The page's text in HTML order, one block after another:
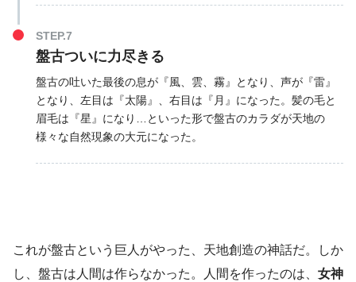
STEP.7
盤古ついに力尽きる
盤古の吐いた最後の息が『風、雲、霧』となり、声が『雷』
となり、左目は『太陽』、右目は『月』になった。髪の毛と
眉毛は『星』になり…といった形で盤古のカラダが天地の
様々な自然現象の大元になった。
これが盤古という巨人がやった、天地創造の神話だ。しか
し、盤古は人間は作らなかった。人間を作ったのは、 女神